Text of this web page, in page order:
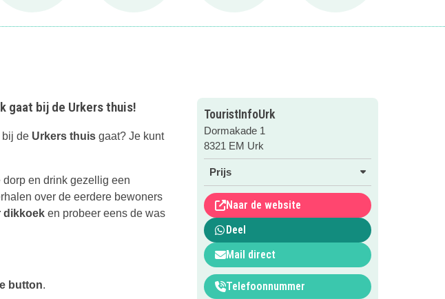
gaat bij de Urkers thuis!
bij de Urkers thuis gaat? Je kunt
en drink gezellig een
over de eerdere bewoners
dikkoek en probeer eens de was
button.
TouristInfoUrk
Dormakade 1
8321 EM Urk
Prijs
Naar de website
Deel
Mail direct
Telefoonnummer